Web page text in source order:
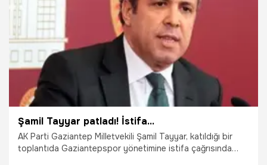
29.09.2021
Şamil Tayyar patladı! İstifa...
AK Parti Gaziantep Milletvekili Şamil Tayyar, katıldığı bir
toplantıda Gaziantepspor yönetimine istifa çağrısında